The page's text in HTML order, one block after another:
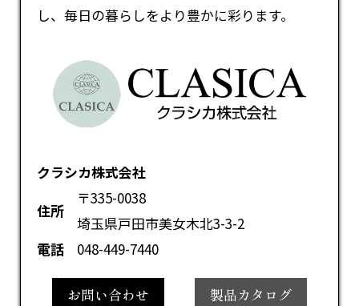
し、毎日の暮らしをより豊かに彩ります。
クラシカ株式会社
住所
〒335-0038
埼玉県戸田市美女木北3-3-2
電話
048-449-7440
お問い合わせ 製品カタログ